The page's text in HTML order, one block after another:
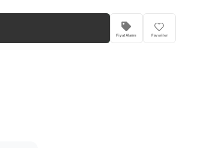
Fiyat Alarmı Favoriler